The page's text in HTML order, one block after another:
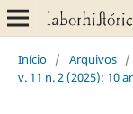
Início / Arquivos /
v. 11 n. 2 (2025): 10